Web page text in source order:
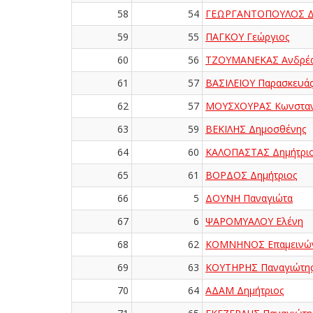
58 54 ΓΕΩΡΓΑΝΤΟΠΟΥΛΟΣ
59
55 ΠΑΓΚΟΥ Γεώργιος
60
56 ΤΖΟΥΜΑΝΕΚΑΣ
61
57 ΒΑΣΙΛΕΙΟΥ Παρασκευάς
62
57 ΜΟΥΣΧΟΥΡΑΣ
63
59 ΒΕΚΙΛΗΣ Δημοσθένης
64
60 ΚΑΛΟΠΑΣΤΑΣ
65
61
ΒΟΡΔΟΣ Δημήτριος
66
5 ΔΟΥΝΗ Παναγιώτα
67
6 ΨΑΡΟΜΥΑΛΟΥ Ελένη
68
62 ΚΟΜΝΗΝΟΣ
69
63 ΚΟΥΤΗΡΗΣ
70
64 ΑΔΑΜ Δημήτριος